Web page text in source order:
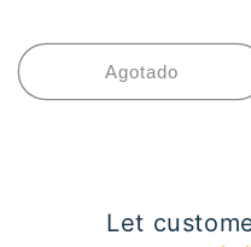
Agotado
Let